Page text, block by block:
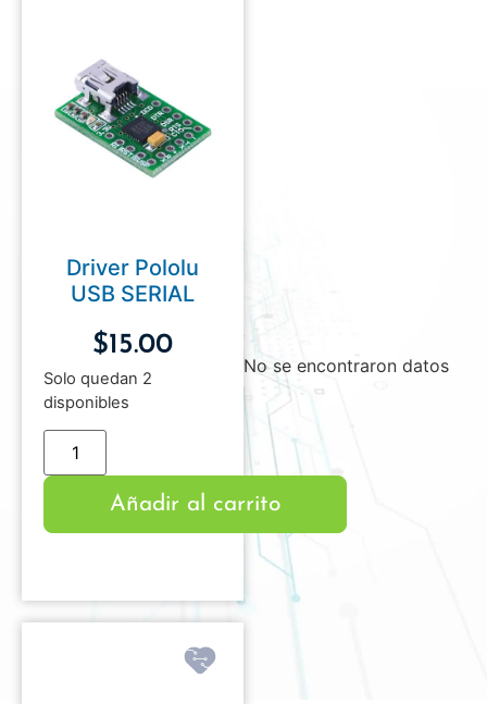
Driver Pololu
USB SERIAL
$15.00
Solo quedan 2
disponibles
Añadir al carrito
No se encontraron datos